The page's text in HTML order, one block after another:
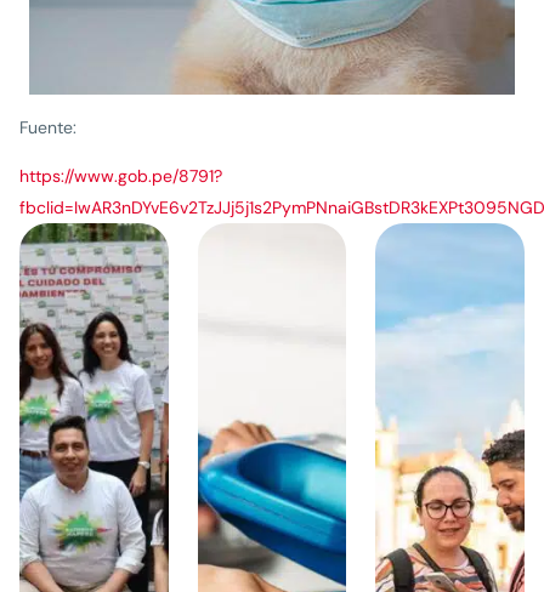
Fuente:
https://www.gob.pe/8791?